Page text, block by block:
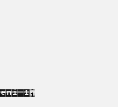
eni
12
1